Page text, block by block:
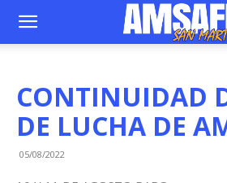
CONTINUIDAD
DE LUCHA DE
05/08/2022